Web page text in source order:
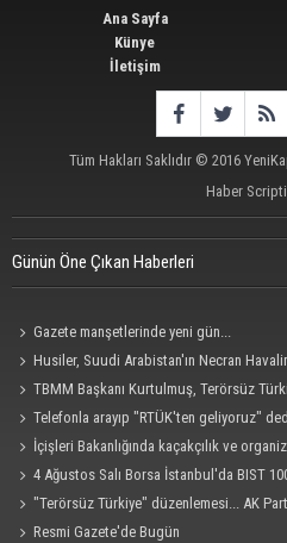
Ana Sayfa
Künye
İletişim
Tüm Hakları Saklıdır © 2016
Haber Scripti
Günün Öne Çıkan Haberleri
Gazete manşetlerinde yeni gün...
Husiler, Suudi Arabistan'ın Necran
bir hedefi" vurduklarını açıkladı
TBMM Başkanı Kurtulmuş, Terörsüz
Telefonla arayıp "RTÜK'ten geliyoruz"
tuzak ifşa oldu
İçişleri Bakanlığında kaçakçılık ve
güvenlik toplantısı yapıldı
4 Ağustos Salı Borsa İstanbul'da BIST
"Terörsüz Türkiye" düzenlemesi... AK
Resmi Gazete'de Bugün